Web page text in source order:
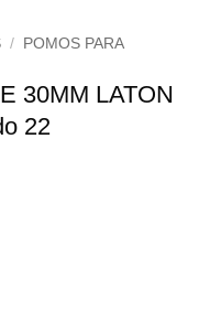
/
POMOS PARA
30MM LATON
22